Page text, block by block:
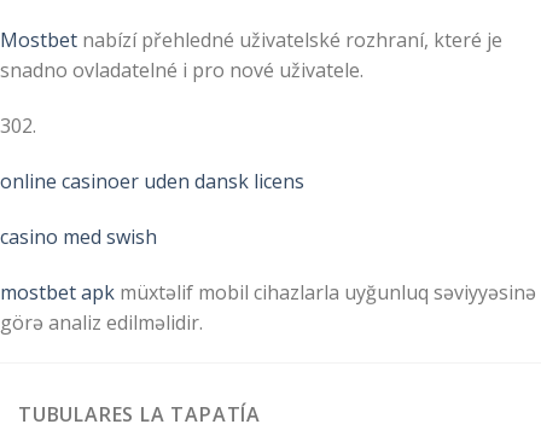
Mostbet nabízí přehledné uživatelské rozhraní, které je
snadno ovladatelné i pro nové uživatele.
302.
online casinoer uden dansk licens
casino med swish
mostbet apk müxtəlif mobil cihazlarla uyğunluq səviyyəsinə
görə analiz edilməlidir.
TUBULARES LA TAPATÍA